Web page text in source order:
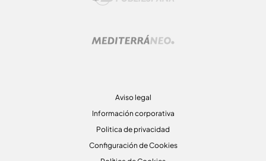
Aviso legal
Información corporativa
Politica de privacidad
Configuración de Cookies